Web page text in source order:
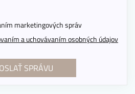
marketingových správ
a uchovávaním osobných údajov